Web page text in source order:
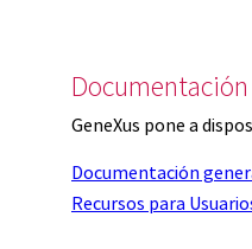
GeneXus pone a
Documentación
Recursos para